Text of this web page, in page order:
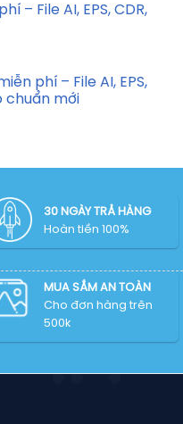
– File AI, EPS, CDR,
phí – File AI, EPS,
chuẩn mới
30 NGÀY TRẢ HÀNG
Hoàn tiền 100%
MUA SẮM AN TOÀN
Cho đơn hàng trên
500k